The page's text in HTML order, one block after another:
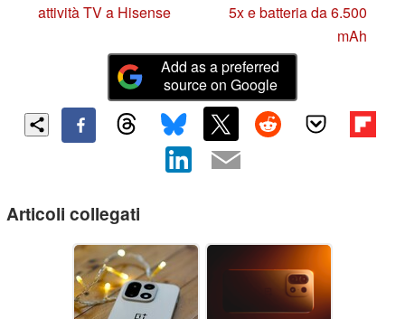
attività TV a Hisense
5x e batteria da 6.500
mAh
Add as a preferred
source on Google
Articoli collegati